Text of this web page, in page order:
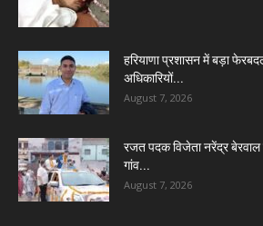
हरियाणा प्रशासन में बड़ा
अधिकारियों...
August 7, 2026
रजत पदक विजेता नरेंद्र बेरवाल
गांव...
August 7, 2026